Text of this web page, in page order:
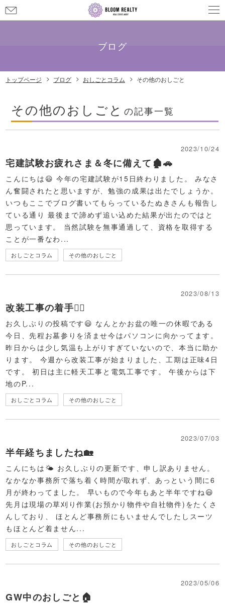
問
せ
ブログ
トップページ ブログ おしごとコラム その他のおしごと
その他のおしごと の記事一覧
2023/10/24
宅建試験お疲れさま＆冬に備えて🏚🚗
こんにちは😃 今年の宅建試験が15日終わりました。 みなさ
ん奮闘されたと思いますが、勉強の成果は出たでしょうか。
いつもここでブログ書いてもらっているたぬきさんも報告し
ている通り 最後まで諦めず追い込めた結果が出たのではと
思っています。 当然試験を無事通過して、資格を取得する
ことが一番なわ...
おしごとコラム その他のおしごと
2023/08/13
改装工事の着手👷‍♂
お久しぶりの投稿です😃 なんとかお盆の唯一の休暇である
今日、先程お墓参りを済ませ今はパソコンに向かってます。
昨日からは少し気温も上がりすぎていないので、本当に助か
ります。 今週から改装工事が始まりました、工期は正味4日
です。 初日は主に軽天工事と電気工事です。 午後からは下
地のP...
おしごとコラム その他のおしごと
2023/07/03
半年経ちましたね🏡
こんにちは🌤 お久しぶりの更新です、申し訳ありません。
なかなか事務所で落ち着く時間が取れず、あっという間に6
月が終わってました。 早いもので今年もあと半年ですね😃
先月は現場の草刈り作業(お預かり物件や自社物件)をたくさ
んしており、 ほとんど事務所にもいませんでしたしスーツ
もほとんど着ません...
おしごとコラム その他のおしごと
2023/05/06
GW中のおしごと🏠